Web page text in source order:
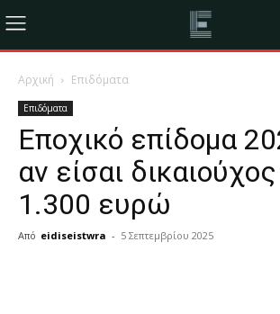
Αρχική Επιδόματα
Επιδόματα
Εποχικό επίδομα
αν είσαι
1.300 ευρώ
Από eidiseistwra - 5 Σεπτεμβρίου 2025